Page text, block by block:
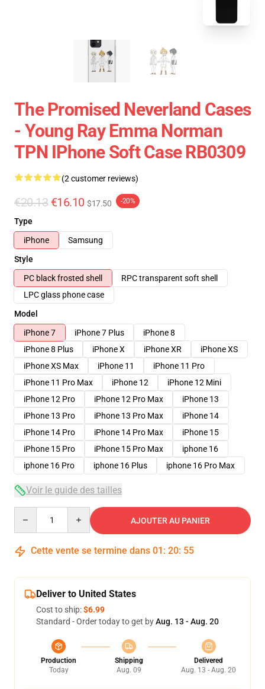
The Promised Neverland Cases
- Young Ray Emma Norman
TPN IPhone Soft Case RB0309
(2 customer reviews)
€20.13 €16.10 $17.50 -20%
Type
iPhone
Samsung
Style
PC black frosted shell
RPC transparent soft shell
LPC glass phone case
Model
iPhone 7
iPhone 7 Plus
iPhone 8
iPhone 8 Plus
iPhone X iPhone XR
iPhone XS
iPhone XS Max
iPhone 11
iPhone 11 Pro
iPhone 11 Pro Max
iPhone 12
iPhone 12 Mini
iPhone 12 Pro
iPhone 12 Pro Max
iPhone 13
iPhone 13 Pro
iPhone 13 Pro Max
iPhone 14
iPhone 14 Pro
iPhone 14 Pro Max
iPhone 15
iPhone 15 Pro
iPhone 15 Pro Max
iphone 16
iphone 16 Pro
iphone 16 Plus iphone 16 Pro Max
Voir le guide des tailles
AJOUTER AU PANIER
Cette vente se termine dans 01 : 20: 54
Deliver to United States
Cost to ship:$6.99
Standard - Order today to get byAug. 13 - Aug. 20
Production
Today
Shipping
Aug. 09
Delivered
Aug. 13 - Aug. 20